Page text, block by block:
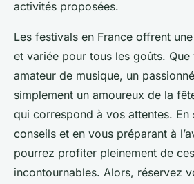
activités proposées.
Les festivals en France offrent
et variée pour tous les goûts.
amateur de musique, un
simplement un amoureux de la
qui correspond à vos attentes. En
conseils et en vous préparant à
pourrez profiter pleinement de
incontournables. Alors, réservez